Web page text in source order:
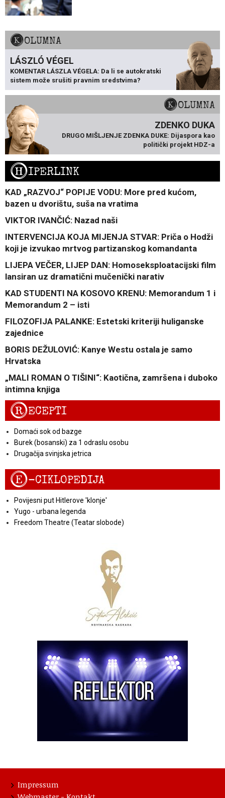
KOLUMNA
LÁSZLÓ VÉGEL
KOMENTAR LÁSZLA VÉGELA: Da li se autokratski
sistem može srušiti pravnim sredstvima?
KOLUMNA
ZDENKO DUKA
DRUGO MIŠLJENJE ZDENKA DUKE: Dijaspora kao
politički projekt HDZ-a
HIPERLINK
KAD „RAZVOJ“ POPIJE VODU: More pred kućom,
bazen u dvorištu, suša na vratima
VIKTOR IVANČIĆ: Nazad naši
INTERVENCIJA KOJA MIJENJA STVAR: Priča o Hodži
koji je izvukao mrtvog partizanskog komandanta
LIJEPA VEČER, LIJEP DAN: Homoseksploatacijski film
lansiran uz dramatični mučenički narativ
KAD STUDENTI NA KOSOVO KRENU: Memorandum 1 i
Memorandum 2 – isti
FILOZOFIJA PALANKE: Estetski kriteriji huliganske
zajednice
BORIS DEŽULOVIĆ: Kanye Westu ostala je samo
Hrvatska
„MALI ROMAN O TIŠINI“: Kaotična, zamršena i duboko
intimna knjiga
RECEPTI
Domaći sok od bazge
Burek (bosanski) za 1 odraslu osobu
Drugačija svinjska jetrica
E-CIKLOPEDIJA
Povijesni put Hitlerove 'klonje'
Yugo - urbana legenda
Freedom Theatre (Teatar slobode)
Impressum